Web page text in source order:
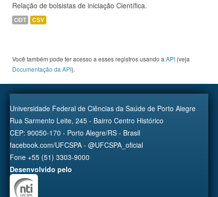
Relação de bolsistas de iniciação Científica.
ODT CSV
Você também pode ter acesso a esses registros usando a API (veja
Documentação da API).
Universidade Federal de Ciências da Saúde de Porto Alegre
Rua Sarmento Leite, 245 - Bairro Centro Histórico
CEP: 90050-170 - Porto Alegre/RS - Brasil
facebook.com/UFCSPA - @UFCSPA_oficial
Fone +55 (51) 3303-9000
Desenvolvido pelo